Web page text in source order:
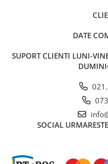
Filologie
Alimentatie vegetariana
Arte si tehnici culinare
DATE
SUPORT CLIENTI LUNI-
SOCIAL